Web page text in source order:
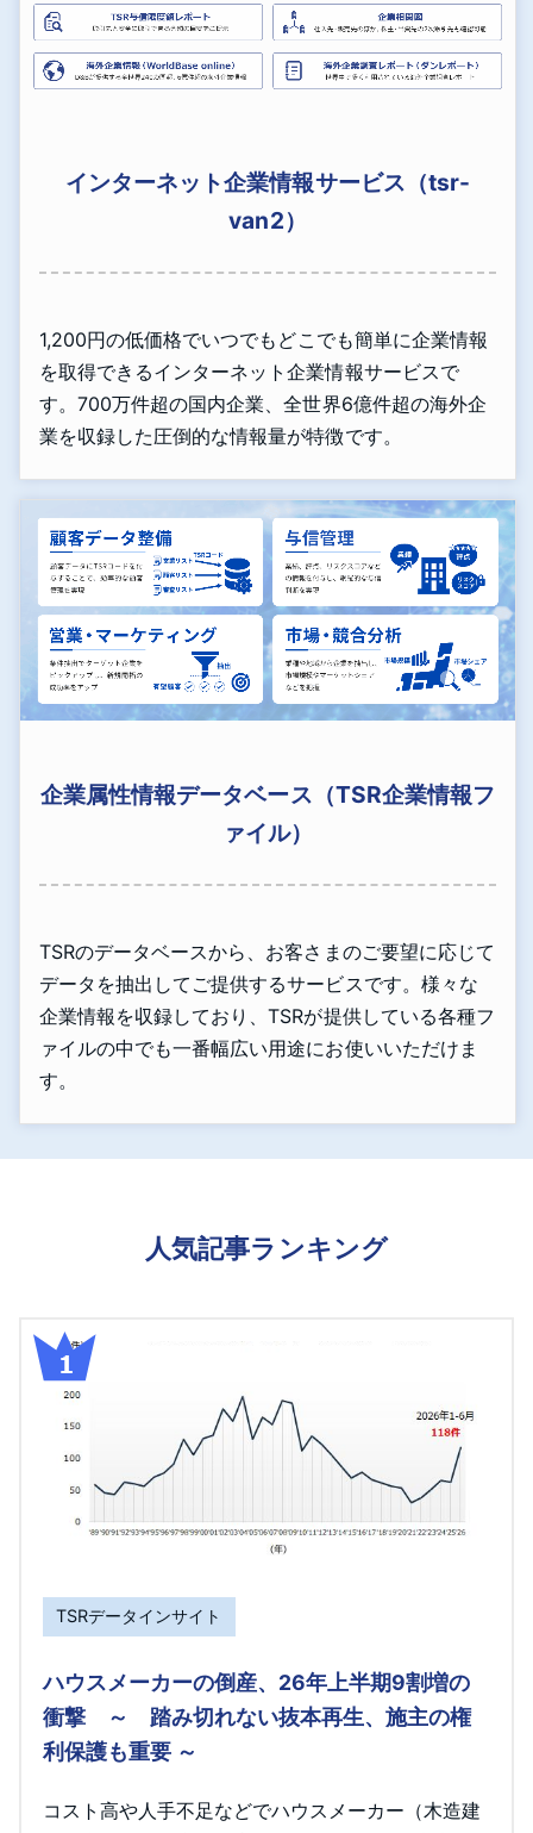
インターネット企業情報サービス（tsr-
van2）
1,200円の低価格でいつでもどこでも簡単に企業情報
を取得できるインターネット企業情報サービスで
す。700万件超の国内企業、全世界6億件超の海外企
業を収録した圧倒的な情報量が特徴です。
企業属性情報データベース（TSR企業情報フ
ァイル）
TSRのデータベースから、お客さまのご要望に応じて
データを抽出してご提供するサービスです。様々な
企業情報を収録しており、TSRが提供している各種フ
ァイルの中でも一番幅広い用途にお使いいただけま
す。
人気記事ランキング
TSRデータインサイト
ハウスメーカーの倒産、26年上半期9割増の
衝撃 ～ 踏み切れない抜本再生、施主の権
利保護も重要 ～
コスト高や人手不足などでハウスメーカー（木造建